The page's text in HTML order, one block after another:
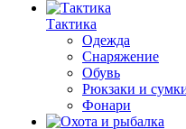
Тактика
Одежда
Снаряжение
Обувь
Рюкзаки и
Фонари